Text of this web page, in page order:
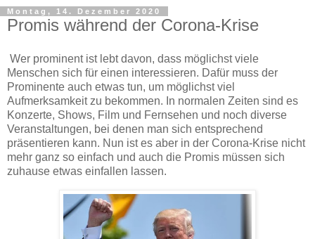
Montag, 14. Dezember 2020
Promis während der Corona-Krise
Wer prominent ist lebt davon, dass möglichst viele
Menschen sich für einen interessieren. Dafür muss der
Prominente auch etwas tun, um möglichst viel
Aufmerksamkeit zu bekommen. In normalen Zeiten sind es
Konzerte, Shows, Film und Fernsehen und noch diverse
Veranstaltungen, bei denen man sich entsprechend
präsentieren kann. Nun ist es aber in der Corona-Krise nicht
mehr ganz so einfach und auch die Promis müssen sich
zuhause etwas einfallen lassen.